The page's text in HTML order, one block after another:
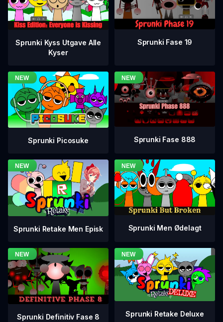
Sprunki Kyss Utgave Alle
Kyser
Sprunki Fase 19
Sprunki Picosuke Sprunki Fase 888
Sprunki Retake Men Episk Sprunki Men Ødelagt
Sprunki Definitiv Fase 8 Sprunki Retake Deluxe